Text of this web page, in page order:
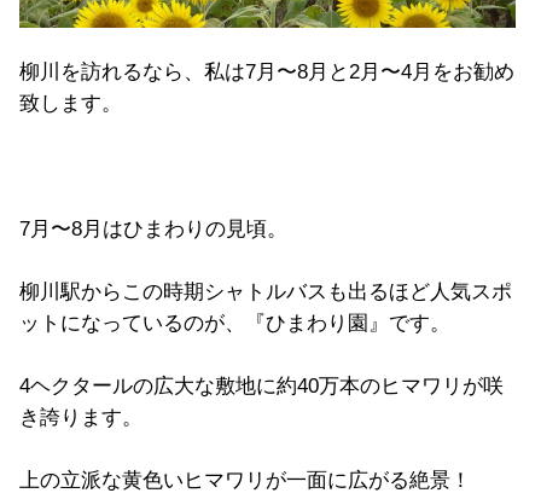
柳川を訪れるなら、私は7月〜8月と2月〜4月をお勧め
致します。
7月〜8月はひまわりの見頃。
柳川駅からこの時期シャトルバスも出るほど人気スポ
ットになっているのが、『ひまわり園』です。
4ヘクタールの広大な敷地に約40万本のヒマワリが咲
き誇ります。
上の立派な黄色いヒマワリが一面に広がる絶景！